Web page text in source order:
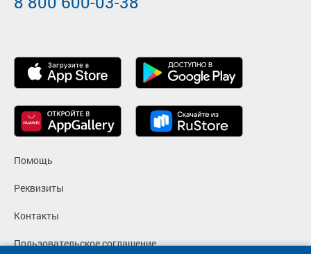
Помощь
Реквизиты
Контакты
Пользовательское соглашение